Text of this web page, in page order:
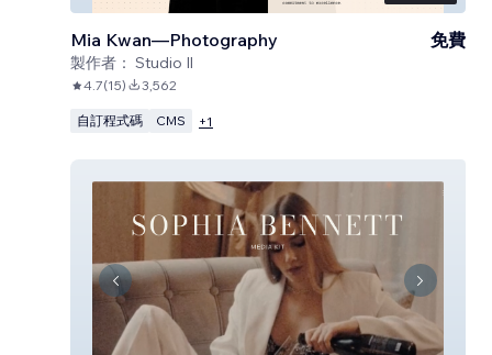
Mia Kwan—Photography
製作者： Studio Il
免費
4.7(15) 3,562
自訂程式碼 CMS +1